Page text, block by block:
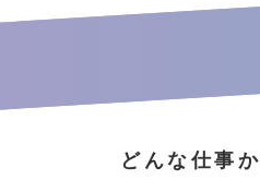
どんな仕事か